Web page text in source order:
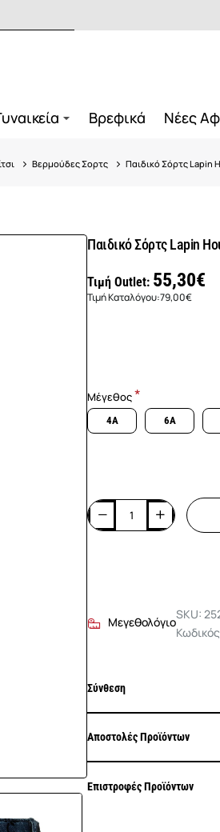
Βρεφικά Νέες
Βερμούδες Σορτς Παιδικό Σόρτς Lapin
Παιδικό Σόρτς Lapin
Τιμή Outlet: 55,30€
Τιμή Καταλόγου:79,00€
Μέγεθος
4A 6A
Μεγεθολόγιο
SKU:
Σύνθεση
Αποστολές Προϊόντων
Επιστροφές Προϊόντων